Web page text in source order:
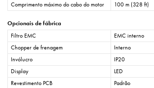
Comprimento máximo do cabo do motor
100 m (328 ft)
Opcionais de fábrica
Filtro EMC
EMC interno
Chopper de frenagem
Interno
Invólucro
IP20
Display
LED
Revestimento PCB
Padrão